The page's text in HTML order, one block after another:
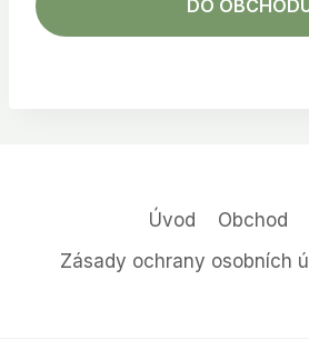
DO
Úvod Obchod
Zásady ochrany osobních